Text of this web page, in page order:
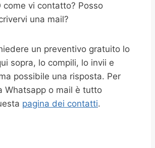
come vi contatto? Posso
una mail?
un preventivo gratuito lo
sopra, lo compili, lo invii e
possibile una risposta. Per
Whatsapp o mail è tutto
pagina dei contatti.